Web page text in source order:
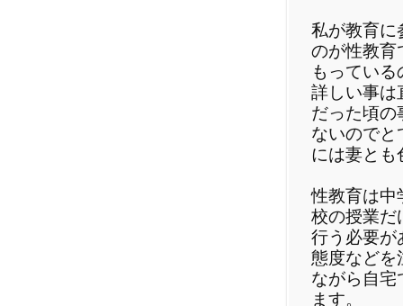
私が教育に
のが性教育
もってい
詳しい事は
だった頃の
ないのでと
には妻とも
性教育は中
校の授業だ
行う必要が
態度などを
ながら自宅
ます。